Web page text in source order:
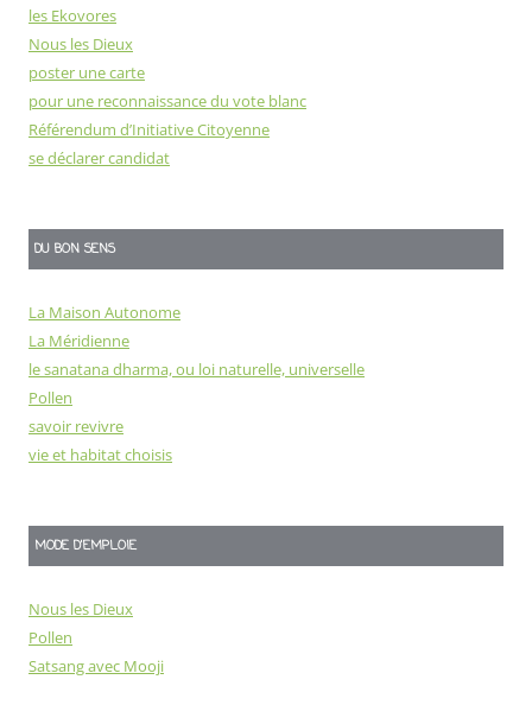
les Ekovores
Nous les Dieux
poster une carte
pour une reconnaissance du vote blanc
Référendum d’Initiative Citoyenne
se déclarer candidat
DU BON SENS
La Maison Autonome
La Méridienne
le sanatana dharma, ou loi naturelle, universelle
Pollen
savoir revivre
vie et habitat choisis
MODE D'EMPLOIE
Nous les Dieux
Pollen
Satsang avec Mooji